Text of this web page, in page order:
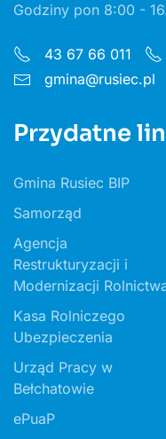
Godziny pon 8:00 -
43 67 66 011
gmina@rusiec.pl
Przydatne
Gmina Rusiec BIP
Samorząd
Agencja
Restrukturyzacji i
Modernizacji
Kasa Rolniczego
Ubezpieczenia
Urząd Pracy w
Bełchatowie
ePuaP